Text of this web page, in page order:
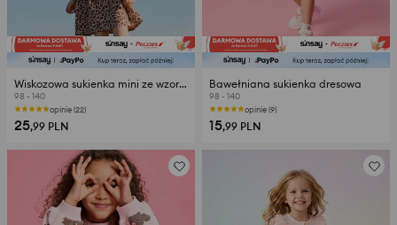
Wiskozowa sukienka mini ze wzorem w panterkę
98 - 140
opinie (22)
25,99 PLN
Bawełniana sukienka dresowa
98 - 140
opinie (9)
15,99 PLN